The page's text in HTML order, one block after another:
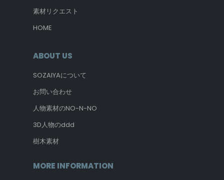
素材リクエスト
HOME
ABOUT US
SOZAIYAについて
お問い合わせ
人物素材のNO-N-NO
3D人物のddd
樹木素材
MORE INFORMATION